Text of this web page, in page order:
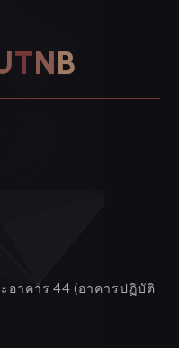
TNB
อาคาร 44 (อาคารปฏิบัติ